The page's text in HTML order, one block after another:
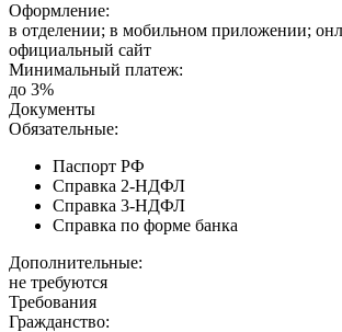
Оформление:
в отделении; в мобильном приложении;
официальный сайт
Минимальный платеж:
до 3%
Документы
Обязательные:
Паспорт РФ
Справка 2-НДФЛ
Справка 3-НДФЛ
Справка по форме банка
Дополнительные:
не требуются
Требования
Гражданство: